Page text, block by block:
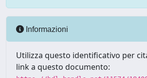
Informazioni
Utilizza questo identificativo per
link a questo documento: